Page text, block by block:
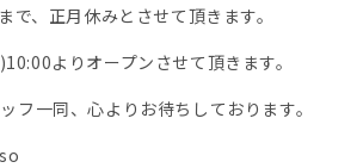
、正月休みとさせて頂きます。
よりオープンさせて頂きます。
フ一同、心よりお待ちしております。